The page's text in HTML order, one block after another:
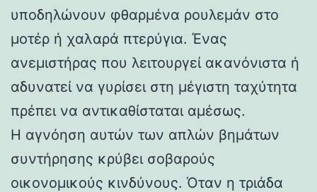
υποδηλώνουν φθαρμένα ρουλεμάν στο
μοτέρ ή χαλαρά πτερύγια. Ένας
ανεμιστήρας που λειτουργεί ακανόνιστα ή
αδυνατεί να γυρίσει στη μέγιστη ταχύτητα
πρέπει να αντικαθίσταται αμέσως.
Η αγνόηση αυτών των απλών βημάτων
συντήρησης κρύβει σοβαρούς
οικονομικούς κινδύνους. Όταν η τριάδα